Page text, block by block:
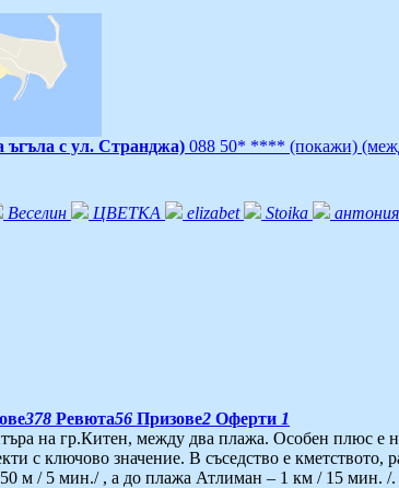
с ул. Странджа) 088 50* **** (покажи)
Веселин ЦВЕТКА elizabet Stoika
антония
378 Ревюта56 Призове2 Оферти 1
на гр.Китен, между два плажа. Особен плюс е
с ключово значение. В съседство е
м / 5 мин./ , а до плажa Атлиман – 1 км / 15 мин. /.